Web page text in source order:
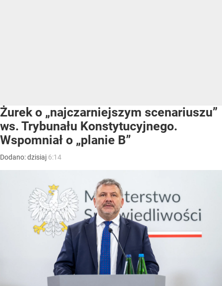
Żurek o „najczarniejszym scenariuszu”
ws. Trybunału Konstytucyjnego.
Wspomniał o „planie B”
Dodano:dzisiaj 6:14